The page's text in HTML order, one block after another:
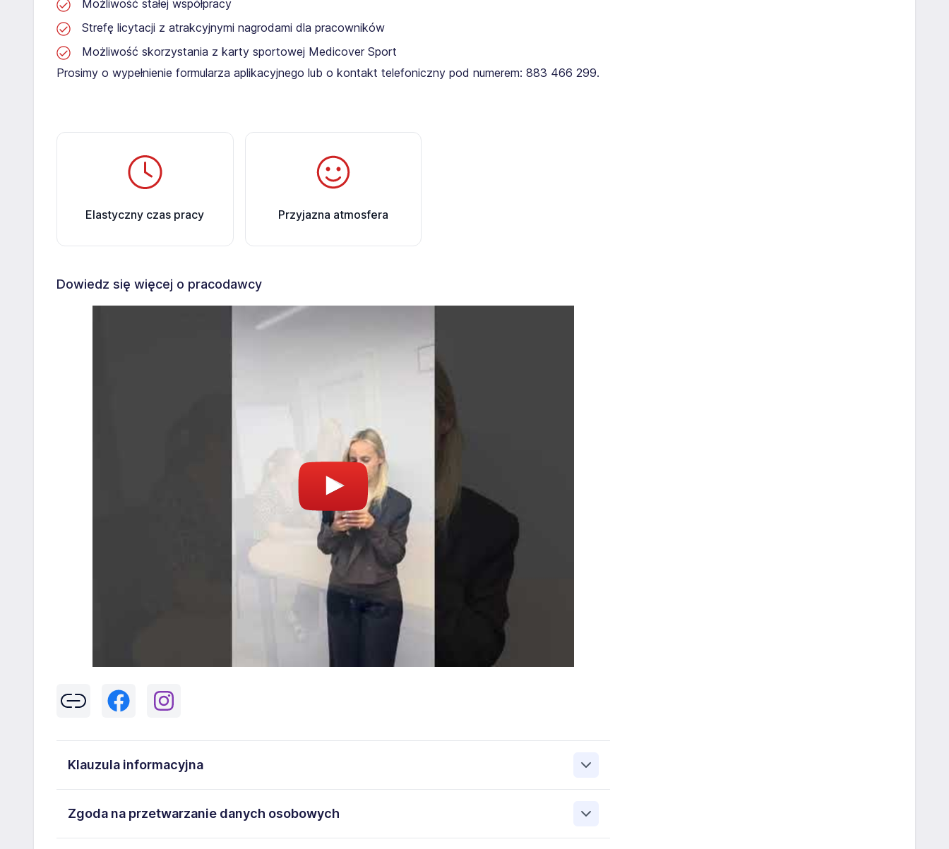
Możliwość stałej współpracy
Strefę licytacji z atrakcyjnymi nagrodami dla pracowników
Możliwość skorzystania z karty sportowej Medicover Sport
Prosimy o wypełnienie formularza aplikacyjnego lub o kontakt telefoniczny pod numerem: 883 466 299.​
Elastyczny czas pracy Przyjazna atmosfera
Dowiedz się więcej o pracodawcy
Klauzula informacyjna
43-300 Bielsko-Biała danych osobowych zawartych w zgłoszeniu rekrutacyjnym w celu prowadzenia rekrutacji
Zgoda na przetwarzanie danych osobowych